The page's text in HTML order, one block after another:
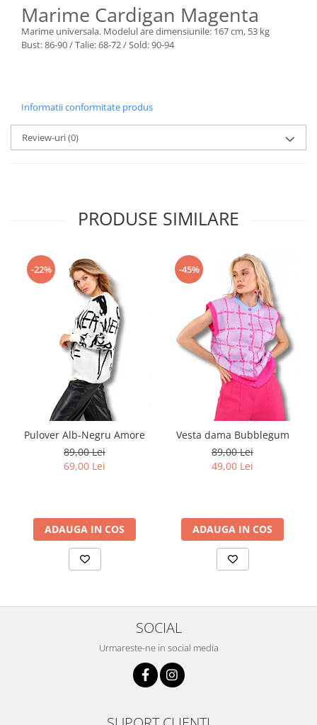
Marime Cardigan Magenta
Marime universala. Modelul are dimensiunile: 167 cm, 53 kg
Bust: 86-90 / Talie: 68-72 / Sold: 90-94
Informatii conformitate produs
Review-uri(0)
PRODUSE SIMILARE
-22%
Pulover Alb-Negru Amore
89,00 Lei
69,00 Lei
ADAUGA IN COS
-45%
Vesta dama Bubblegum
89,00 Lei
49,00 Lei
ADAUGA IN COS
SOCIAL
Urmareste-ne in social media